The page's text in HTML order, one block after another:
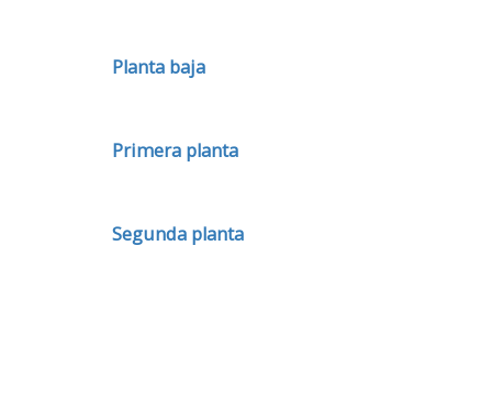
Planta baja
Primera planta
Segunda planta